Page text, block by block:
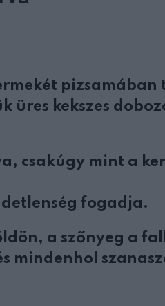
kekszes
csakúgy mint a
fogadja.
a szőnyeg a
mindenhol